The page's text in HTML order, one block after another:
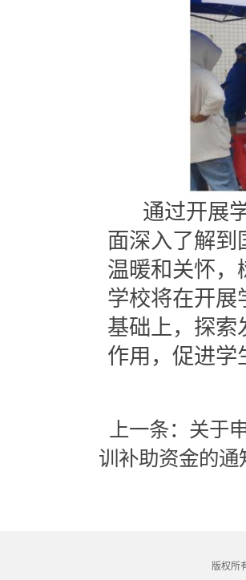
通过开展
面深入了解到
温暖和关怀，
学校将在开展
基础上，探索
作用，促进学
上一条： 关于
训补助资金的通
版权所